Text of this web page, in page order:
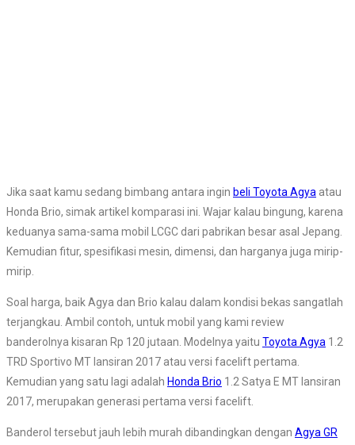
Jika saat kamu sedang bimbang antara ingin beli Toyota Agya atau
Honda Brio, simak artikel komparasi ini. Wajar kalau bingung, karena
keduanya sama-sama mobil LCGC dari pabrikan besar asal Jepang.
Kemudian fitur, spesifikasi mesin, dimensi, dan harganya juga mirip-
mirip.
Soal harga, baik Agya dan Brio kalau dalam kondisi bekas sangatlah
terjangkau. Ambil contoh, untuk mobil yang kami review
banderolnya kisaran Rp 120 jutaan. Modelnya yaitu Toyota Agya 1.2
TRD Sportivo MT lansiran 2017 atau versi facelift pertama.
Kemudian yang satu lagi adalah Honda Brio 1.2 Satya E MT lansiran
2017, merupakan generasi pertama versi facelift.
Banderol tersebut jauh lebih murah dibandingkan dengan Agya GR